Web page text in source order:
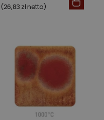
(26,83 zł netto)